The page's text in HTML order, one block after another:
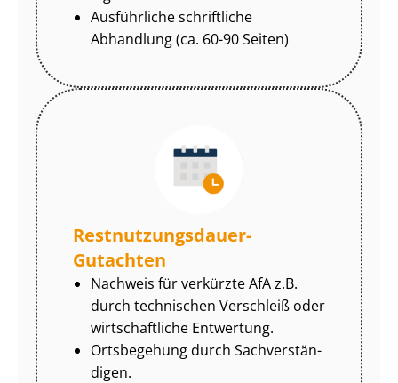
Ausführliche schriftliche
Abhandlung (ca. 60-90 Seiten)
Rest­nut­zungs­dau­er-
Gutachten
Nachweis für verkürzte AfA z.B.
durch technischen Verschleiß oder
wirtschaftliche Entwertung.
Ortsbegehung durch Sach­ver­stän­
di­gen.